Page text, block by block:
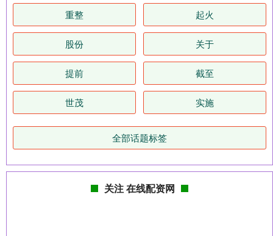
重整 起火
股份 关于
提前 截至
世茂 实施
全部话题标签
关注 在线配资网